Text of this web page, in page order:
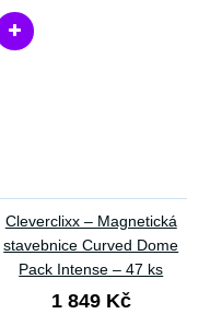
Cleverclixx – Magnetická
stavebnice Curved Dome
Pack Intense – 47 ks
1 849 Kč